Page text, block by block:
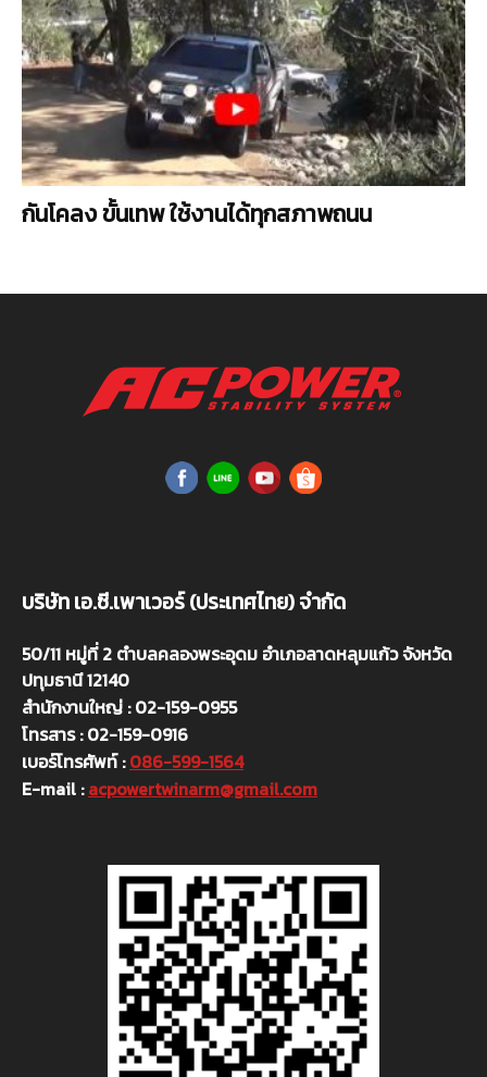
กันโคลง ขั้นเทพ ใช้งานได้ทุกสภาพถนน
บริษัท เอ.ซี.เพาเวอร์ (ประเทศไทย) จำกัด
50/11 หมู่ที่ 2 ตำบลคลองพระอุดม อำเภอลาดหลุมแก้ว จังหวัด
ปทุมธานี 12140
สำนักงานใหญ่ : 02-159-0955
โทรสาร : 02-159-0916
เบอร์โทรศัพท์ :086-599-1564
E-mail :acpowertwinarm@gmail.com